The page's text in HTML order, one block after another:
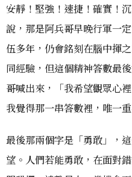
安靜！堅強！速捷！確實！
說，那是阿兵哥早晚行軍一
伍多年，仍會銘刻在腦中揮
同經驗，但這個精神答數最
哥喊出來，「我希望觀眾心
我覺得那一串答數裡，唯一重
最後那兩個字是「勇敢」，
望。人們若能勇敢，在面對